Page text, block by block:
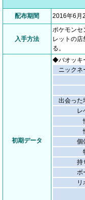
配布期間 2016年6月
入手方法
ポケモンセ
レットの店
る。
初期データ
◆バオッキ
ニックネ
出会った
レ
個
持
ボ
リ